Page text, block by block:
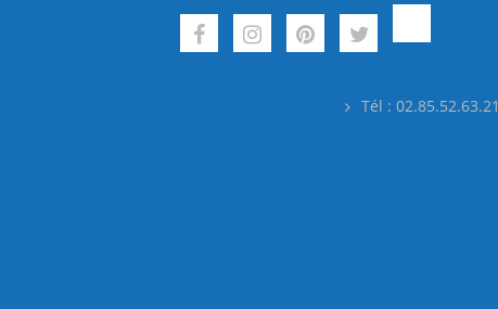
Tél : 02.85.52.63.21